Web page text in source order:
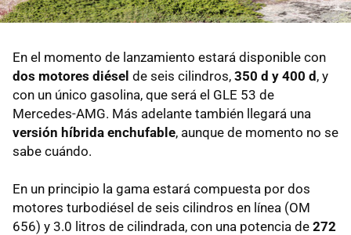
En el momento de lanzamiento estará disponible con
dos motores diésel de seis cilindros, 350 d y 400 d, y
con un único gasolina, que será el GLE 53 de
Mercedes-AMG. Más adelante también llegará una
versión híbrida enchufable, aunque de momento no se
sabe cuándo.
En un principio la gama estará compuesta por dos
motores turbodiésel de seis cilindros en línea (OM
656) y 3.0 litros de cilindrada, con una potencia de 272